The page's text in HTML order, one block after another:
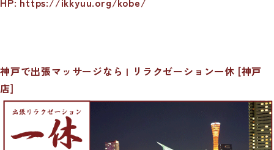
神戸で出張マッサージなら | リラクゼーション一休 [神戸
店]